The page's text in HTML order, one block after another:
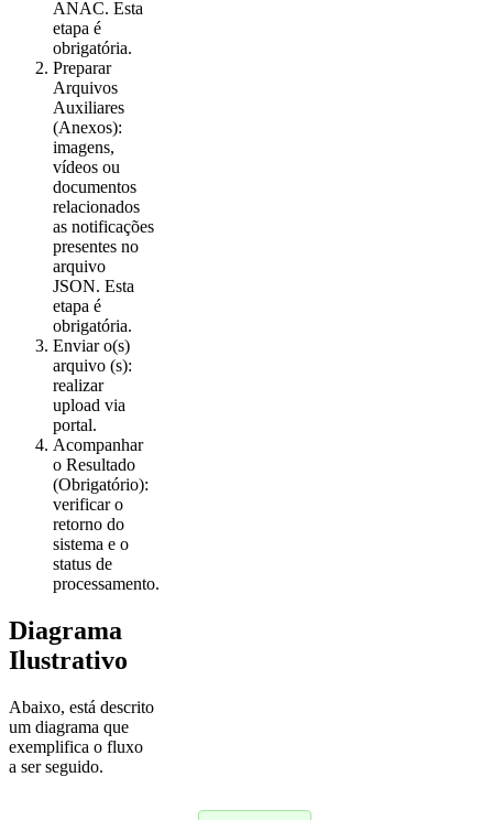
ANAC. Esta
etapa é
obrigatória.
Preparar
Arquivos
Auxiliares
(Anexos):
imagens,
vídeos ou
documentos
relacionados
as notificações
presentes no
arquivo
JSON. Esta
etapa é
obrigatória.
Enviar o(s)
arquivo (s):
realizar
upload via
portal.
Acompanhar
o Resultado
(Obrigatório):
verificar o
retorno do
sistema e o
status de
processamento.
Diagrama
Ilustrativo
Abaixo, está descrito
um diagrama que
exemplifica o fluxo
a ser seguido.